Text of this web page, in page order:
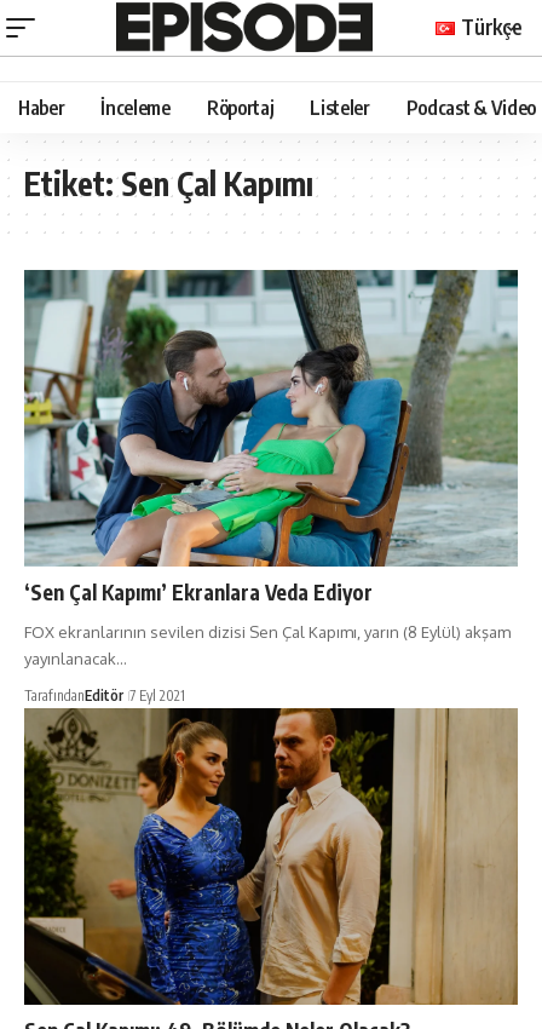
Türkçe
Haber İnceleme Röportaj Listeler Podcast & Video
Etiket:Sen Çal Kapımı
‘Sen Çal Kapımı’ Ekranlara Veda Ediyor
FOX ekranlarının sevilen dizisi Sen Çal Kapımı, yarın (8 Eylül) akşam
yayınlanacak…
TarafındanEditör 7 Eyl 2021